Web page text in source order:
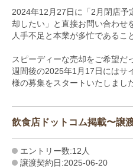
2024年12月27日に「2月閉店予
却したい」と直接お問い合わせ
人手不足と本業が多忙であるこ
スピーディーな売却をご希望だ
週間後の2025年1月17日にはサ
様の募集をスタートいたしまし
飲食店ドットコム掲載〜譲
エントリー数:12人
譲渡契約日:2025-06-20